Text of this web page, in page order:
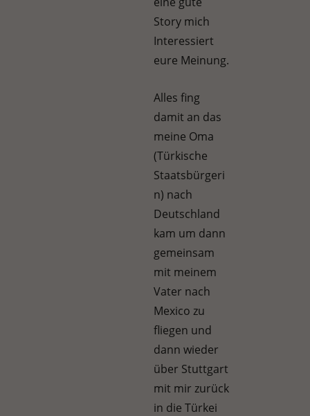
Story mich
Interessiert
eure Meinung.
Alles fing
damit an das
meine Oma
(Türkische
Staatsbürgeri
n) nach
Deutschland
kam um dann
gemeinsam
mit meinem
Vater nach
Mexico zu
fliegen und
dann wieder
über Stuttgart
mit mir zurück
in die Türkei